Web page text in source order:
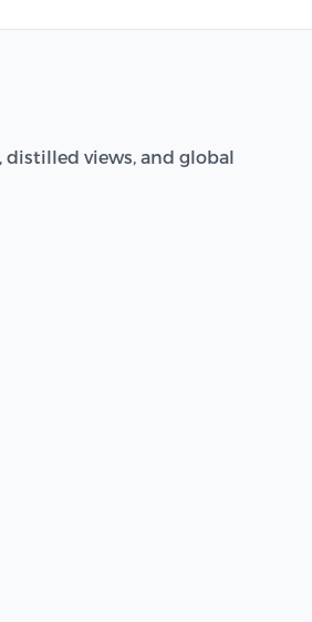
distilled views, and global